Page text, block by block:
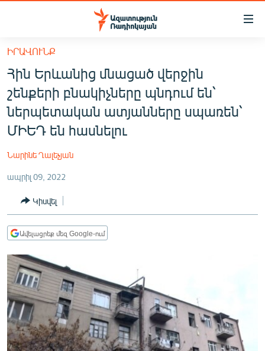
Մատչելիության
հիմնական
բովանդակությանը
Անցնել
հիմնական
մենյուին
Որոնում
ՀԱՅԱՍՏԱՆ
ՔԱՂԱՔԱԿԱՆ
ԸՆՏՐՈՒԹՅՈՒՆՆԵՐ 2026
ՊԱՏԵՐԱԶՄԻ 6 ՇԱԲԱԹՆԵՐԸ
ՏԱՐԱԾԱՇՐՋԱՆ
ՄԻՋԱԶԳԱՅԻՆ
ՄՇԱԿՈՒՅԹ
ՍՊՈՐՏ
ՄԵԿՆԱԲԱՆՈՒԹՅՈՒՆ
ԻՐԱՎՈՒՆՔ
Հին Երևանից մնացած վերջին
շենքերի բնակիչները պնդում են՝
ներպետական ատյանները սպառեն՝
ՄԻԵԴ են հասնելու
Նարինե Ղալեչյան
ապրիլ 09, 2022
Կիսվել
Ավելացրեք մեզ Google-ում